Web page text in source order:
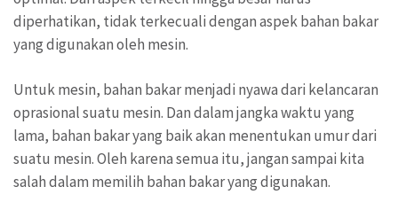
diperhatikan, tidak terkecuali dengan aspek bahan bakar
yang digunakan oleh mesin.
Untuk mesin, bahan bakar menjadi nyawa dari kelancaran
oprasional suatu mesin. Dan dalam jangka waktu yang
lama, bahan bakar yang baik akan menentukan umur dari
suatu mesin. Oleh karena semua itu, jangan sampai kita
salah dalam memilih bahan bakar yang digunakan.